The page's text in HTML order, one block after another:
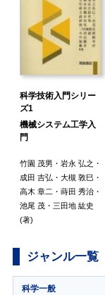
科学技術入門シリー
ズ1
機械システム工学入
門
竹園 茂男 ・ 岩永 弘之 ・
成田 吉弘 ・ 大槻 敦巳 ・
高木 章二 ・ 蒔田 秀治・
池尾 茂・ 三田地 紘史
(著)
ジャンル一覧
科学一般